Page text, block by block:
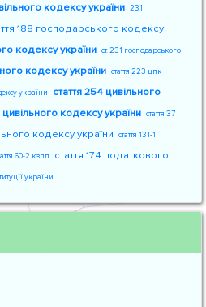
кодексу україни 231
188 господарського кодексу
кодексу україни ст. 231 господарського
кодексу україни стаття 223 цпк
україни
стаття 254 цивільного
цивільного кодексу україни стаття 37
кодексу україни стаття 131-1
60-2 кзпп
стаття 174 податкового
україни